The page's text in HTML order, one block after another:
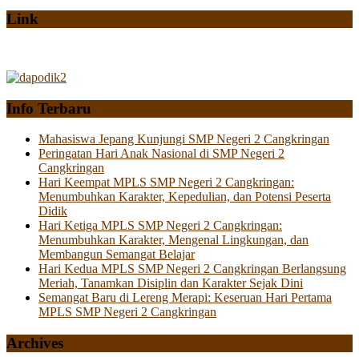
Link
Info Terbaru
Mahasiswa Jepang Kunjungi SMP Negeri 2 Cangkringan
Peringatan Hari Anak Nasional di SMP Negeri 2
Cangkringan
Hari Keempat MPLS SMP Negeri 2 Cangkringan:
Menumbuhkan Karakter, Kepedulian, dan Potensi Peserta
Didik
Hari Ketiga MPLS SMP Negeri 2 Cangkringan:
Menumbuhkan Karakter, Mengenal Lingkungan, dan
Membangun Semangat Belajar
Hari Kedua MPLS SMP Negeri 2 Cangkringan Berlangsung
Meriah, Tanamkan Disiplin dan Karakter Sejak Dini
Semangat Baru di Lereng Merapi: Keseruan Hari Pertama
MPLS SMP Negeri 2 Cangkringan
Archives